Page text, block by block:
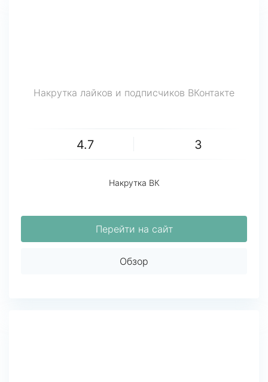
Накрутка лайков и подписчиков ВКонтакте
4.7 3
Накрутка ВК
Перейти на сайт
Обзор